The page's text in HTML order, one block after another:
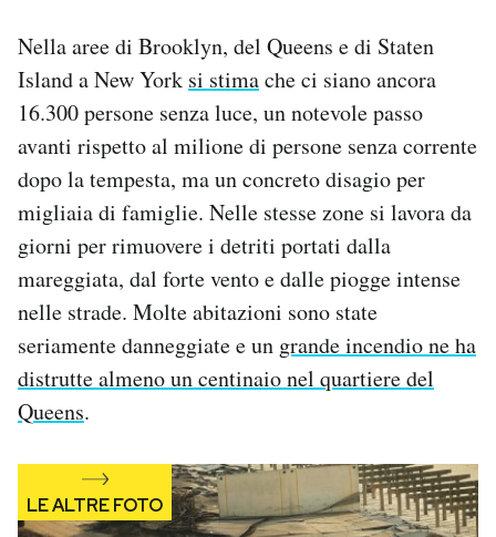
Nella aree di Brooklyn, del Queens e di Staten
Island a New York si stimache ci siano ancora
16.300 persone senza luce, un notevole passo
avanti rispetto al milione di persone senza corrente
dopo la tempesta, ma un concreto disagio per
migliaia di famiglie. Nelle stesse zone si lavora da
giorni per rimuovere i detriti portati dalla
mareggiata, dal forte vento e dalle piogge intense
nelle strade. Molte abitazioni sono state
seriamente danneggiate e un grande incendio ne ha
distrutte almeno un centinaio nel quartiere del
Queens.